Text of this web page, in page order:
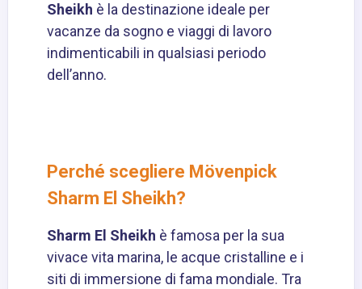
Sheikh è la destinazione ideale per
vacanze da sogno e viaggi di lavoro
indimenticabili in qualsiasi periodo
dell’anno.
Perché scegliere Mövenpick
Sharm El Sheikh?
Sharm El Sheikh è famosa per la sua
vivace vita marina, le acque cristalline e i
siti di immersione di fama mondiale. Tra